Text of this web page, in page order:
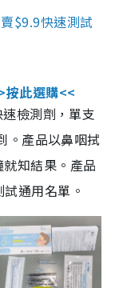
$9.9快速測試
按此選購<<
檢測劑，單支
。產品以鼻咽拭
知結果。產品
通用名單。